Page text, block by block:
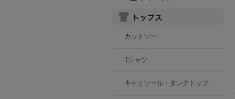
カットソー
Tシャツ
キャミソール・タンクトップ